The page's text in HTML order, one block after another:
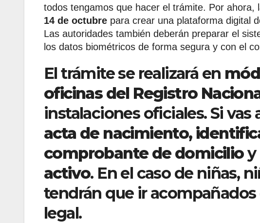
todos tengamos que hacer el trámite. Por ahora,
14 de octubre para crear una plataforma digital
Las autoridades también deberán preparar el
los datos biométricos de forma segura y con el
El trámite se realizará en
oficinas del Registro
instalaciones oficiales. Si vas
acta de nacimiento,
comprobante de domicilioy
activo. En el caso de niñas,
tendrán que ir
legal.